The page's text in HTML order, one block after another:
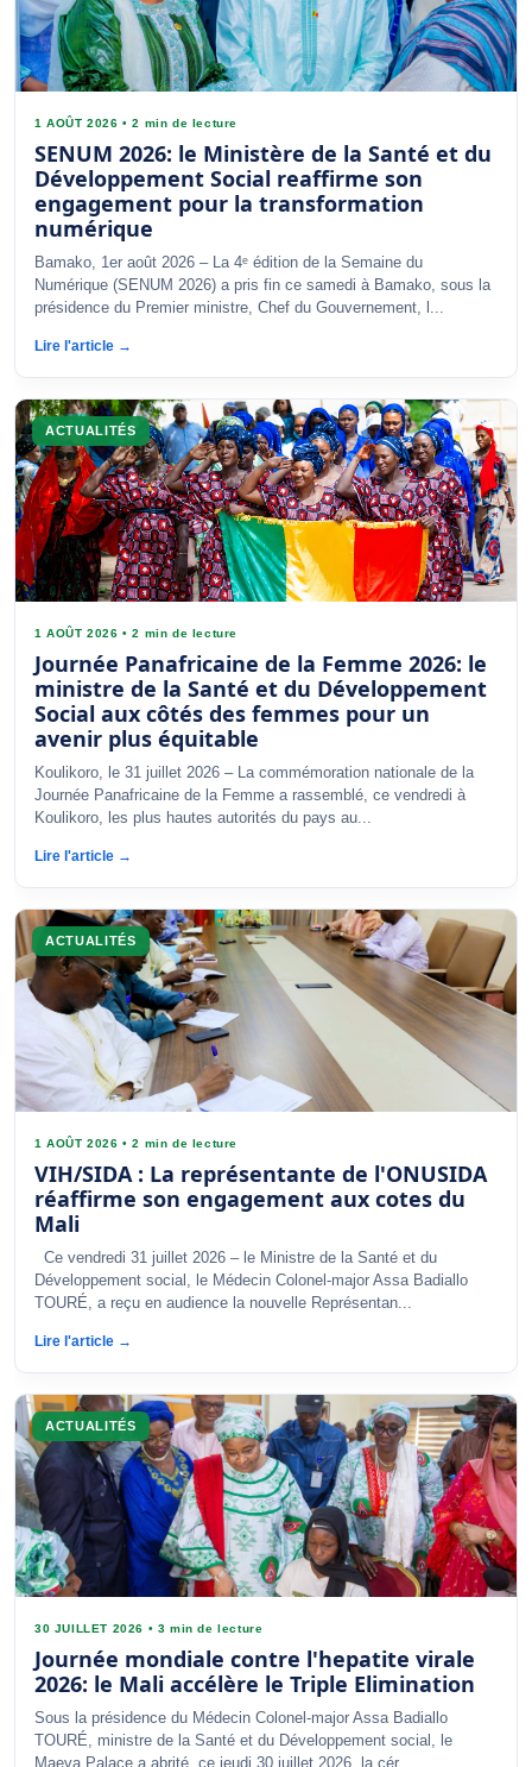
1 AOÛT 2026 •2 min de lecture
SENUM 2026: le Ministère de la Santé et du
Développement Social reaffirme son
engagement pour la transformation
numérique
Bamako, 1er août 2026 – La 4ᵉ édition de la Semaine du
Numérique (SENUM 2026) a pris fin ce samedi à Bamako, sous la
présidence du Premier ministre, Chef du Gouvernement, l...
Lire l'article →
ACTUALITÉS
1 AOÛT 2026 •2 min de lecture
Journée Panafricaine de la Femme 2026: le
ministre de la Santé et du Développement
Social aux côtés des femmes pour un
avenir plus équitable
Koulikoro, le 31 juillet 2026 – La commémoration nationale de la
Journée Panafricaine de la Femme a rassemblé, ce vendredi à
Koulikoro, les plus hautes autorités du pays au...
Lire l'article →
ACTUALITÉS
1 AOÛT 2026 •2 min de lecture
VIH/SIDA : La représentante de l'ONUSIDA
réaffirme son engagement aux cotes du
Mali
Ce vendredi 31 juillet 2026 – le Ministre de la Santé et du
Développement social, le Médecin Colonel-major Assa Badiallo
TOURÉ, a reçu en audience la nouvelle Représentan...
Lire l'article →
ACTUALITÉS
30 JUILLET 2026 • 3 min de lecture
Journée mondiale contre l'hepatite virale
2026: le Mali accélère le Triple Elimination
Sous la présidence du Médecin Colonel-major Assa Badiallo
TOURÉ, ministre de la Santé et du Développement social, le
Maeva Palace a abrité, ce jeudi 30 juillet 2026, la cér...